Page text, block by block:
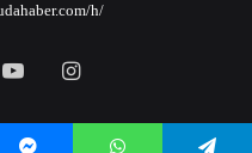
h/
YouTubeInstagram